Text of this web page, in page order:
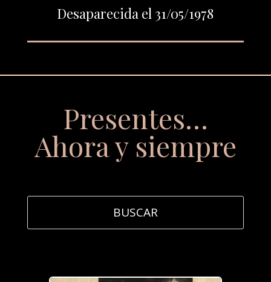
Desaparecida el 31/05/1978
Presentes…
Ahora y siempre